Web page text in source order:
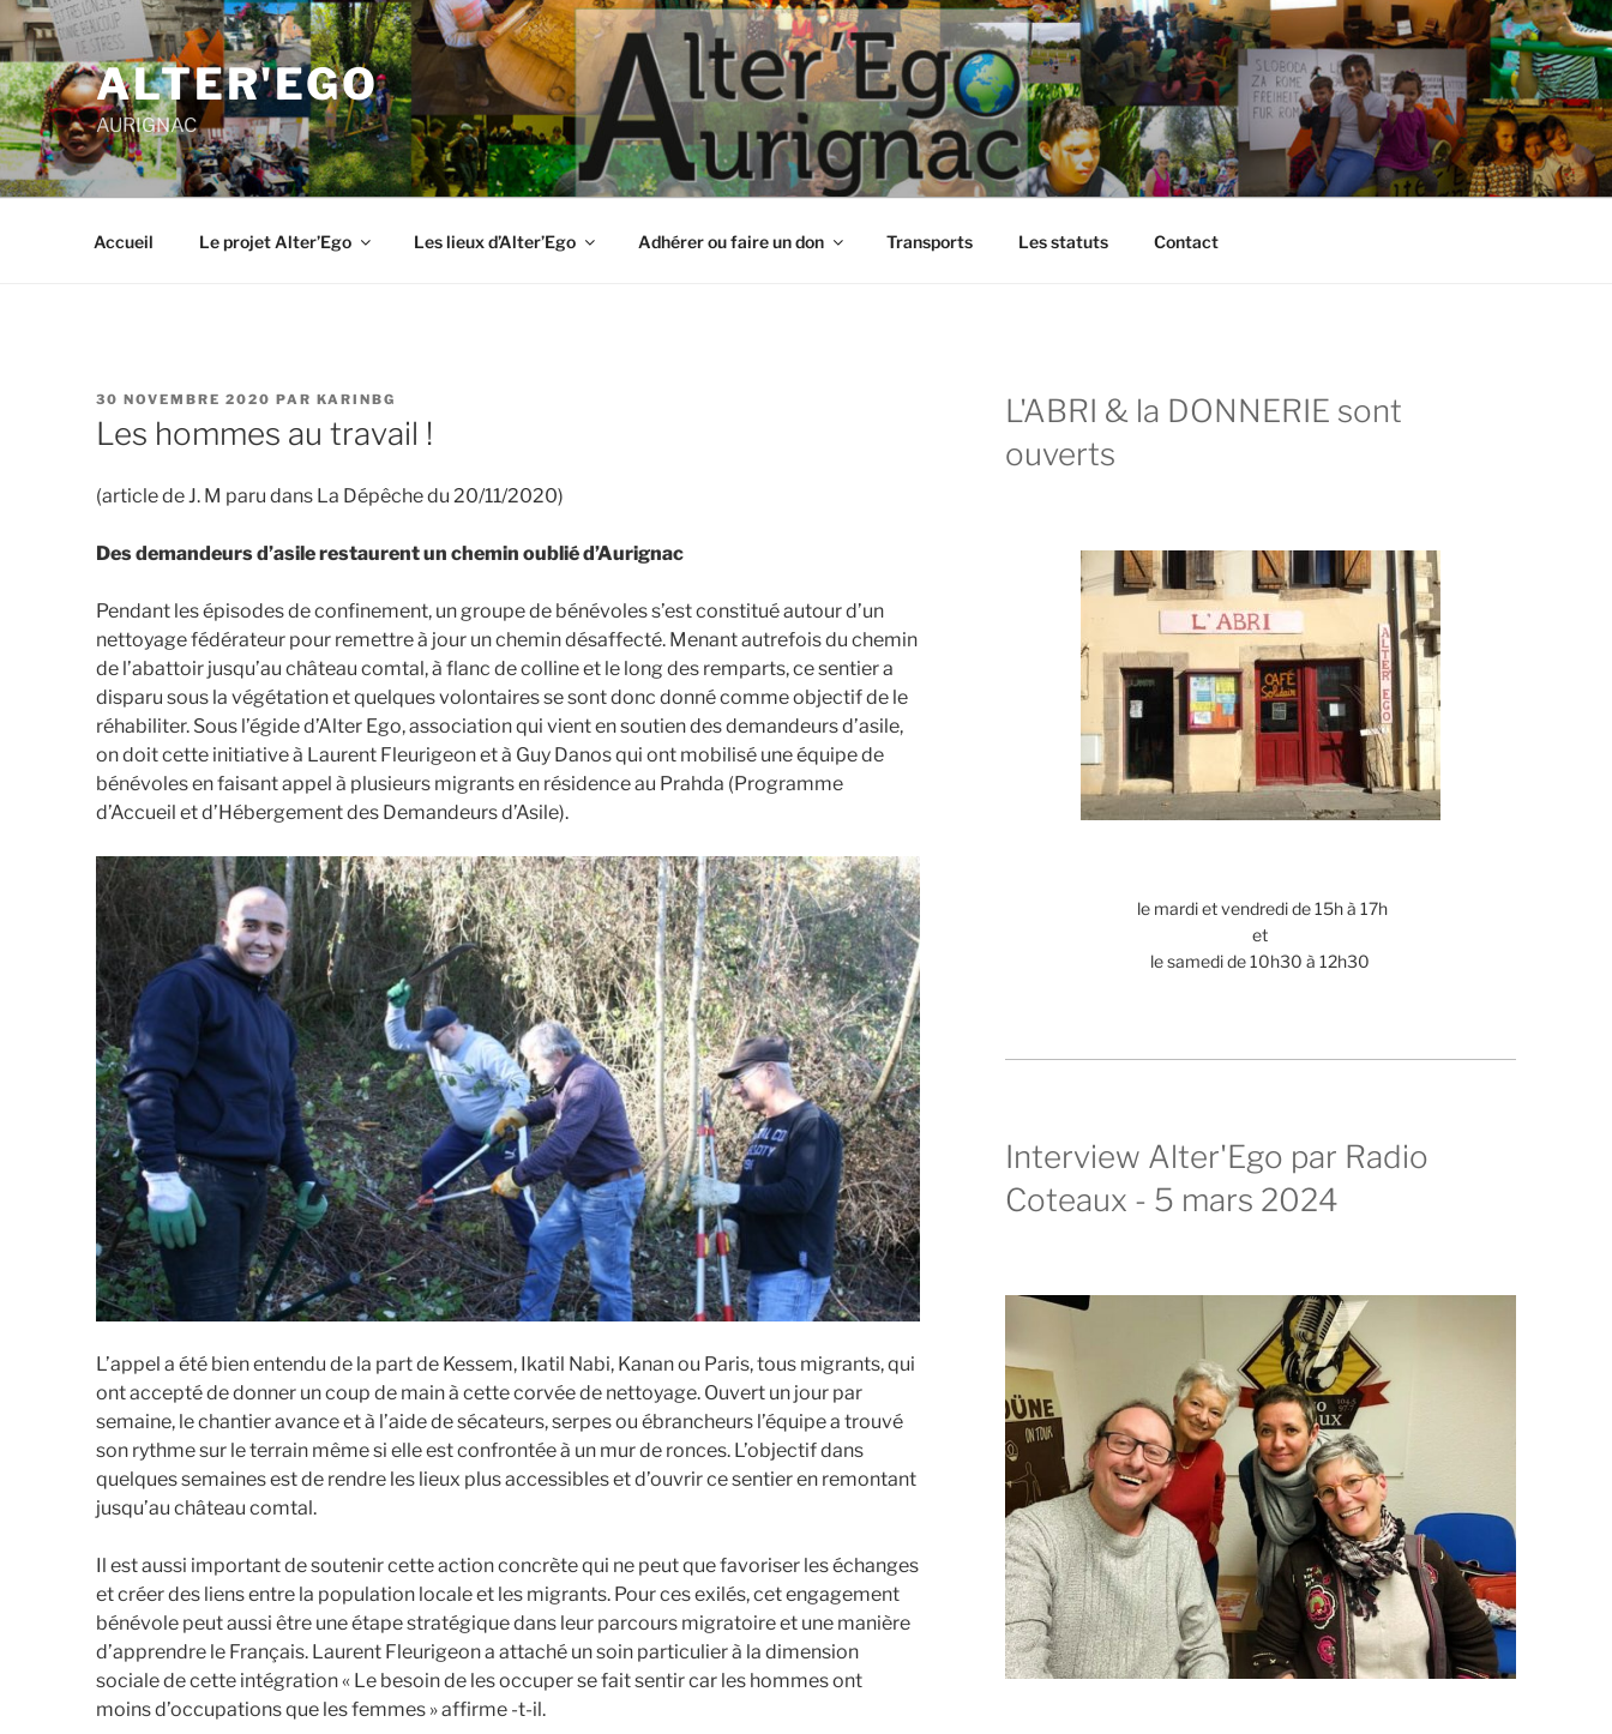
ALTER'EGO
AURIGNAC
Accueil Le projet Alter’Ego Les lieux d’Alter’Ego Adhérer ou faire un don Transports Les statuts Contact
30 NOVEMBRE 2020 PAR KARINBG
Les hommes au travail !
(article de J. M paru dans La Dépêche du 20/11/2020)
Des demandeurs d’asile restaurent un chemin oublié d’Aurignac
Pendant les épisodes de confinement, un groupe de bénévoles s’est constitué autour d’un
nettoyage fédérateur pour remettre à jour un chemin désaffecté. Menant autrefois du chemin
de l’abattoir jusqu’au château comtal, à flanc de colline et le long des remparts, ce sentier a
disparu sous la végétation et quelques volontaires se sont donc donné comme objectif de le
réhabiliter. Sous l’égide d’Alter Ego, association qui vient en soutien des demandeurs d’asile,
on doit cette initiative à Laurent Fleurigeon et à Guy Danos qui ont mobilisé une équipe de
bénévoles en faisant appel à plusieurs migrants en résidence au Prahda (Programme
d’Accueil et d’Hébergement des Demandeurs d’Asile).
L’appel a été bien entendu de la part de Kessem, Ikatil Nabi, Kanan ou Paris, tous migrants, qui
ont accepté de donner un coup de main à cette corvée de nettoyage. Ouvert un jour par
semaine, le chantier avance et à l’aide de sécateurs, serpes ou ébrancheurs l’équipe a trouvé
son rythme sur le terrain même si elle est confrontée à un mur de ronces. L’objectif dans
quelques semaines est de rendre les lieux plus accessibles et d’ouvrir ce sentier en remontant
jusqu’au château comtal.
Il est aussi important de soutenir cette action concrète qui ne peut que favoriser les échanges
et créer des liens entre la population locale et les migrants. Pour ces exilés, cet engagement
bénévole peut aussi être une étape stratégique dans leur parcours migratoire et une manière
d’apprendre le Français. Laurent Fleurigeon a attaché un soin particulier à la dimension
sociale de cette intégration « Le besoin de les occuper se fait sentir car les hommes ont
moins d’occupations que les femmes » affirme -t-il.
L'ABRI & la DONNERIE sont
ouverts
le mardi et vendredi de 15h à 17h
et
le samedi de 10h30 à 12h30
Interview Alter'Ego par Radio
Coteaux - 5 mars 2024